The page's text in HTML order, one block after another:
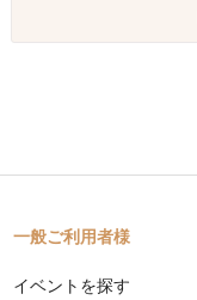
一般ご利用者様
イベントを探す